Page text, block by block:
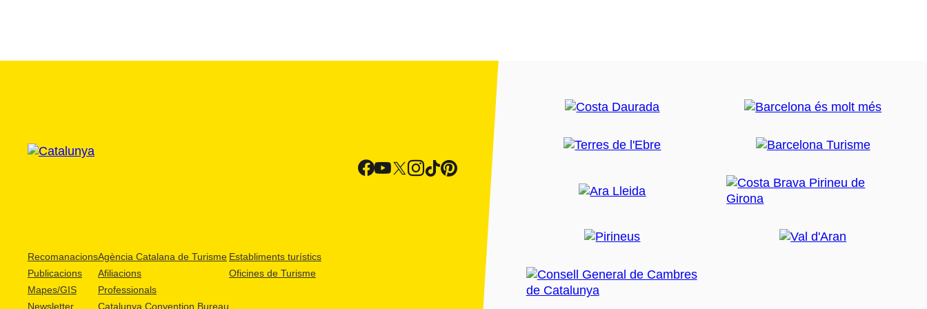
Recomanacions
Publicacions
Mapes/GIS
Newsletter
Agència Catalana de Turisme
Afiliacions
Professionals
Catalunya Convention Bureau
Establiments turístics
Oficines de Turisme